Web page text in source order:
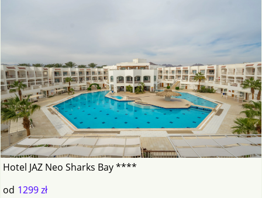
Hotel JAZ Neo Sharks Bay ****
od 1299 zł